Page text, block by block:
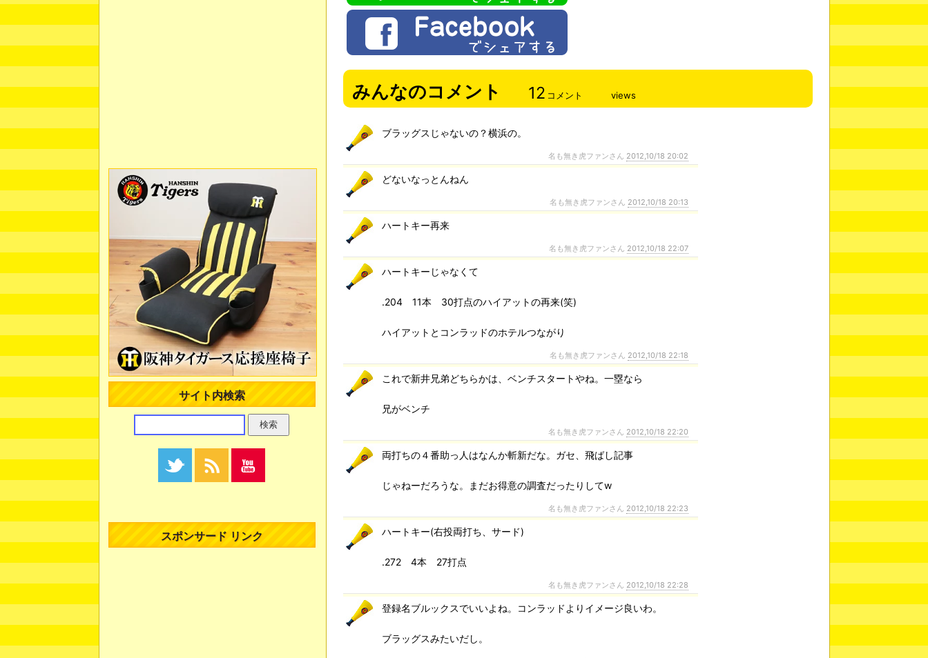
みんなのコメント 12 コメント views
ブラッグスじゃないの？横浜の。
名も無き虎ファンさん 2012,10/18 20:02
どないなっとんねん
名も無き虎ファンさん 2012,10/18 20:13
ハートキー再来
名も無き虎ファンさん 2012,10/18 22:07
ハートキーじゃなくて
.204 11本 30打点のハイアットの再来(笑)
ハイアットとコンラッドのホテルつながり
名も無き虎ファンさん 2012,10/18 22:18
これで新井兄弟どちらかは、ベンチスタートやね。一塁なら
兄がベンチ
名も無き虎ファンさん 2012,10/18 22:20
両打ちの４番助っ人はなんか斬新だな。ガセ、飛ばし記事
じゃねーだろうな。まだお得意の調査だったりしてw
名も無き虎ファンさん 2012,10/18 22:23
ハートキー(右投両打ち、サード)
.272 4本 27打点
名も無き虎ファンさん 2012,10/18 22:28
登録名ブルックスでいいよね。コンラッドよりイメージ良いわ。
ブラッグスみたいだし。
サイト内検索
スポンサード リンク